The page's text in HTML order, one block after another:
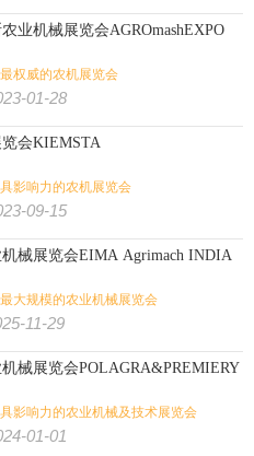
业机械展览会AGROmashEXPO
权威的农机展览会
01-28
会KIEMSTA
影响力的农机展览会
09-15
械展览会EIMA Agrimach INDIA
大规模的农业机械展览会
11-29
械展览会POLAGRA&PREMIERY
影响力的农业机械及技术展览会
01-01